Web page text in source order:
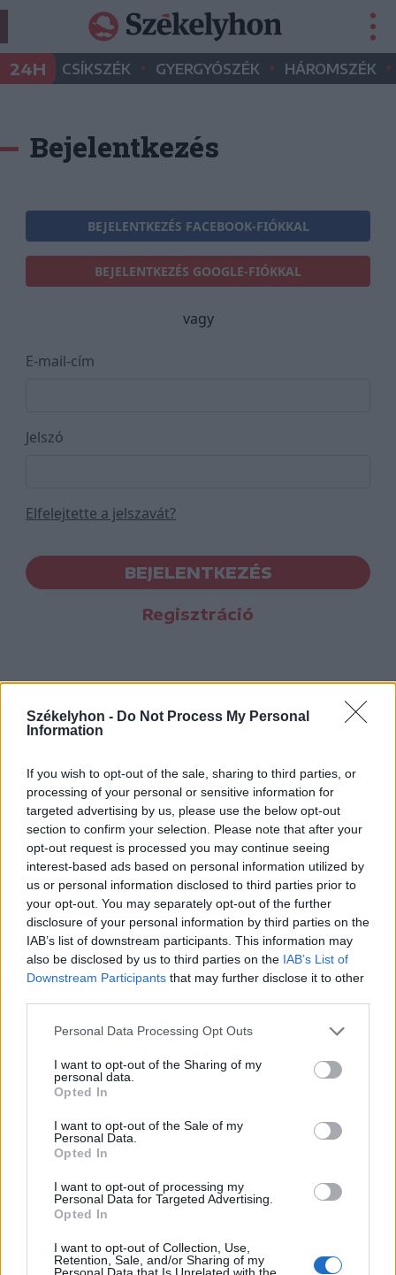
Székelyhon - Do Not Process My Personal
Information
If you wish to opt-out of the sale, sharing to third parties, or
processing of your personal or sensitive information for
targeted advertising by us, please use the below opt-out
section to confirm your selection. Please note that after your
opt-out request is processed you may continue seeing
interest-based ads based on personal information utilized by
us or personal information disclosed to third parties prior to
your opt-out. You may separately opt-out of the further
disclosure of your personal information by third parties on the
IAB’s list of downstream participants. This information may
also be disclosed by us to third parties on the IAB’s List of
Downstream Participants that may further disclose it to other
Personal Data Processing Opt Outs
I want to opt-out of the Sharing of my
personal data.
Opted In
I want to opt-out of the Sale of my
Personal Data.
Opted In
I want to opt-out of processing my
Personal Data for Targeted Advertising.
Opted In
I want to opt-out of Collection, Use,
Retention, Sale, and/or Sharing of my
Personal Data that Is Unrelated with the
24H CSÍKSZÉK • GYERGYÓSZÉK • HÁROMSZÉK •
Bejelentkezés
BEJELENTKEZÉS FACEBOOK-FIÓKKAL
BEJELENTKEZÉS GOOGLE-FIÓKKAL
vagy
E-mail-cím
Jelszó
Elfelejtette a jelszavát?
BEJELENTKEZÉS
Regisztráció
Hasznos
Impresszum
Szerzői jogok
Adatvédelmi tájékoztató
Cookie-kezelési tájékoztató
Hozzászólási szabályzat
Nyomtatott lapjaink archívuma
Székely Hírmondó archívuma
Sütibeállítások
Médiatér
Liget